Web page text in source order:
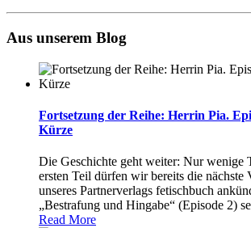
Aus unserem Blog
Fortsetzung der Reihe: Herrin Pia.
Kürze
Die Geschichte geht weiter: Nur wenige
ersten Teil dürfen wir bereits die nächste
unseres Partnerverlags fetischbuch
„Bestrafung und Hingabe“ (Episode 2)
Read More